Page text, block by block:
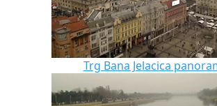
Trg Bana Jelacica